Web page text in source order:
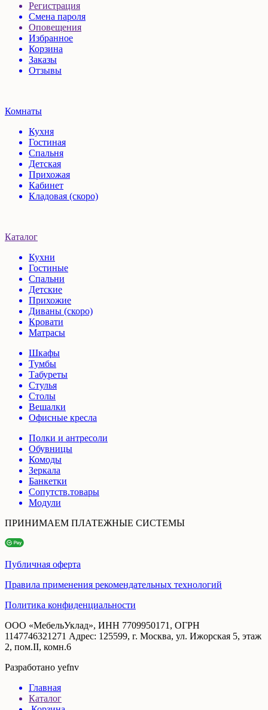
Регистрация
Смена пароля
Оповещения
Избранное
Корзина
Заказы
Отзывы
Комнаты
Кухня
Гостиная
Спальня
Детская
Прихожая
Кабинет
Кладовая (скоро)
Каталог
Кухни
Гостиные
Спальни
Детские
Прихожие
Диваны (скоро)
Кровати
Матрасы
Шкафы
Тумбы
Табуреты
Стулья
Столы
Вешалки
Офисные кресла
Полки и антресоли
Обувницы
Комоды
Зеркала
Банкетки
Сопутств.товары
Модули
ПРИНИМАЕМ ПЛАТЕЖНЫЕ СИСТЕМЫ
Публичная оферта
Правила применения рекомендательных технологий
Политика конфиденциальности
ООО «МебельУклад», ИНН 7709950171, ОГРН
1147746321271 Адрес: 125599, г. Москва, ул. Ижорская 5, этаж
2, пом.II, комн.6
Разработано yefnv
Главная
Каталог